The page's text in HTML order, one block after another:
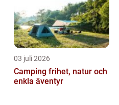
03 juli 2026
Camping frihet, natur och
enkla äventyr